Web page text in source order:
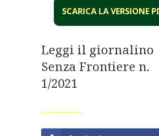
SCARICA LA VERSIONE
Leggi il giornalino
Senza Frontiere n.
1/2021